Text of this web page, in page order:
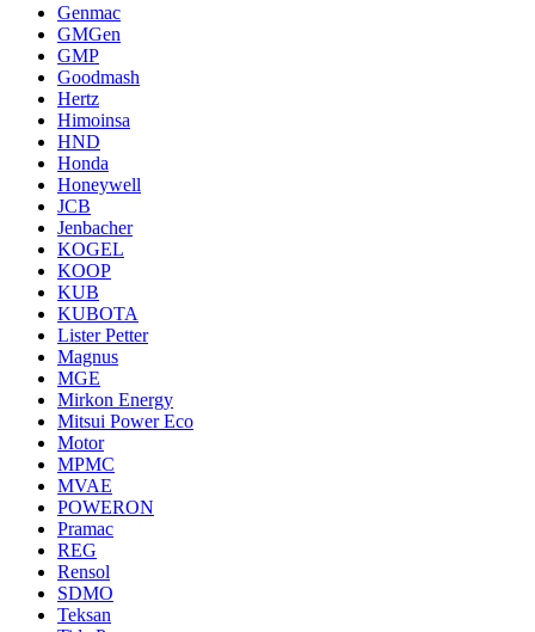
Genmac
GMGen
GMP
Goodmash
Hertz
Himoinsa
HND
Honda
Honeywell
JCB
Jenbacher
KOGEL
KOOP
KUB
KUBOTA
Lister Petter
Magnus
MGE
Mirkon Energy
Mitsui Power Eco
Motor
MPMC
MVAE
POWERON
Pramac
REG
Rensol
SDMO
Teksan